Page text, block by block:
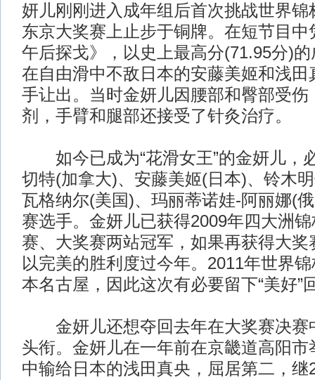
妍儿刚刚进入成年组后首次挑战世界锦
东京大奖赛上止步于铜牌。在短节目中
午后探戈》，以史上最高分(71.95分)
在自由滑中不敌日本的安藤美姬和浅田
手让出。当时金妍儿因腰部和臀部受伤
剂，手臂和腿部还接受了针灸治疗。
如今已成为“花滑女王”的金妍儿，
切特(加拿大)、安藤美姬(日本)、铃木
瓦格纳尔(美国)、玛丽蒂诺娃-阿丽娜(
赛选手。金妍儿已获得2009年四大洲
赛、大奖赛两站冠军，如果再获得大奖
以完美的胜利度过今年。2011年世界
本名古屋，因此这次有必要留下“美好”
金妍儿还想夺回去年在大奖赛决赛
头衔。金妍儿在一年前在京畿道高阳市
中输给日本的浅田真央，屈居第二，继